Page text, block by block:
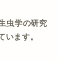
虫学の研究
います。